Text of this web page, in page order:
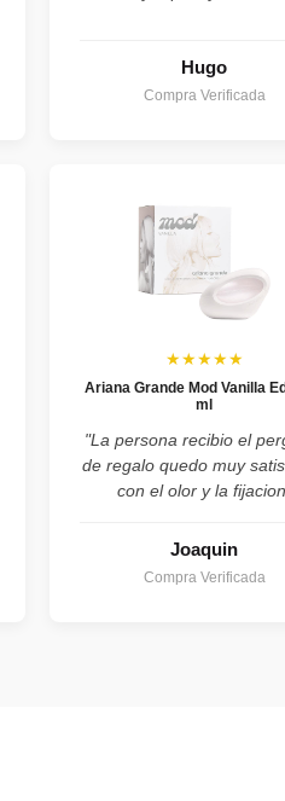
Hugo
Compra Verificada
★★★★★
Ariana Grande Mod Vanilla
ml
"La persona recibio el
de regalo quedo muy
con el olor y la
Joaquin
Compra Verificada